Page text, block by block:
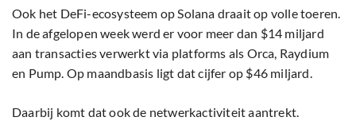
Ook het DeFi-ecosysteem op Solana draait op volle toeren.
In de afgelopen week werd er voor meer dan $14 miljard
aan transacties verwerkt via platforms als Orca, Raydium
en Pump. Op maandbasis ligt dat cijfer op $46 miljard.
Daarbij komt dat ook de netwerkactiviteit aantrekt.